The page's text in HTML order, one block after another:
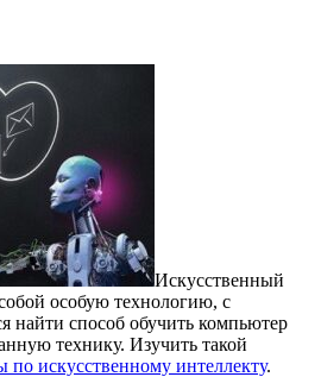
Искусственный
особую технологию, с
найти способ обучить компьютер
технику. Изучить такой
по искусственному интеллекту.